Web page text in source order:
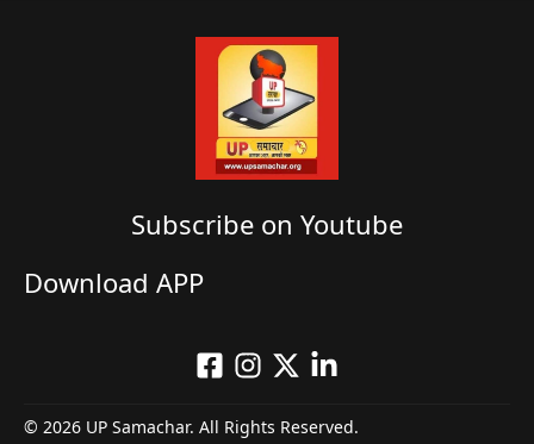
Subscribe on Youtube​
Download APP
© 2026 UP Samachar. All Rights Reserved.